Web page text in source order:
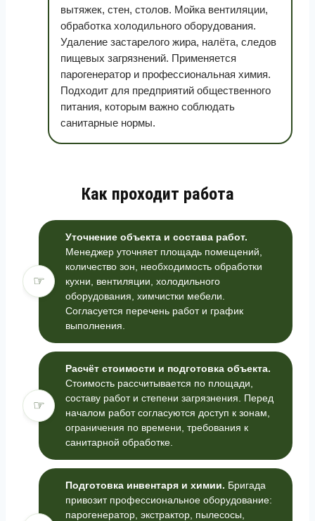
вытяжек, стен, столов. Мойка вентиляции,
обработка холодильного оборудования.
Удаление застарелого жира, налёта, следов
пищевых загрязнений. Применяется
парогенератор и профессиональная химия.
Подходит для предприятий общественного
питания, которым важно соблюдать
санитарные нормы.
Как проходит работа
☞
Уточнение объекта и состава работ.
Менеджер уточняет площадь помещений,
количество зон, необходимость обработки
кухни, вентиляции, холодильного
оборудования, химчистки мебели.
Согласуется перечень работ и график
выполнения.
☞
Расчёт стоимости и подготовка объекта.
Стоимость рассчитывается по площади,
составу работ и степени загрязнения. Перед
началом работ согласуются доступ к зонам,
ограничения по времени, требования к
санитарной обработке.
Подготовка инвентаря и химии. Бригада
привозит профессиональное оборудование:
парогенератор, экстрактор, пылесосы,